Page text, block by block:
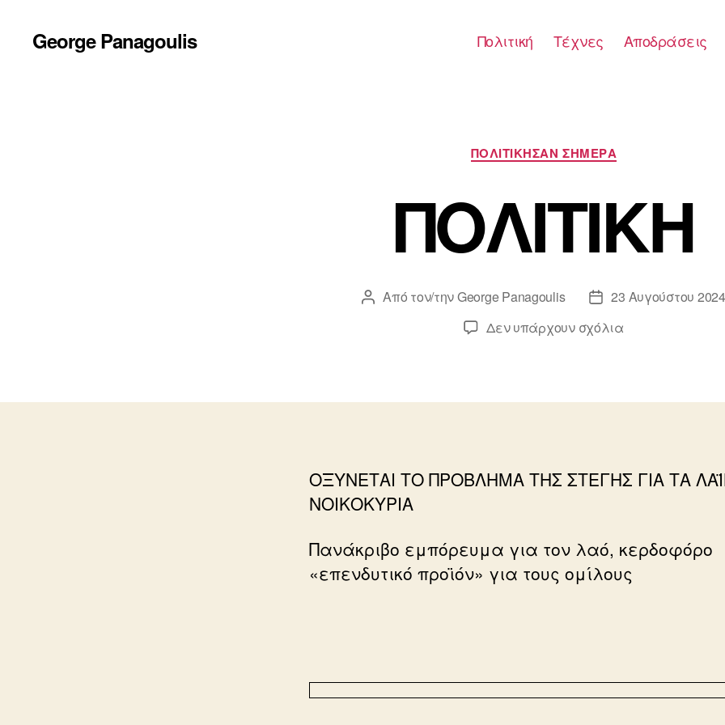
George Panagoulis Πολιτική Τέχνες Αποδράσεις
Κατηγορίες
ΠΟΛΙΤΙΚΗΣΑΝ ΣΗΜΕΡΑ
ΠΟΛΙΤΙΚΗ
Συντάκτης
Από τον/τηνGeorge Panagoulis
Ημ.23 Αυγούστου 2024
Δεν υπάρχουν σχόλιαστο
ΟΞΥΝΕΤΑΙ ΤΟ ΠΡΟΒΛΗΜΑ ΤΗΣ ΣΤΕΓΗΣ ΓΙΑ ΤΑ
ΝΟΙΚΟΚΥΡΙΑ
Πανάκριβο εμπόρευμα για τον λαό, κερδοφόρο
«επενδυτικό προϊόν» για τους ομίλους